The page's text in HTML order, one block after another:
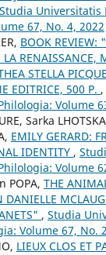
Studia Universitatis
67, No. 4, 2022
BOOK REVIEW:
RENAISSANCE,
STELLA
EDITRICE, 500 P. ,
Volume
Sarka
EMILY GERARD:
IDENTITY ,
Volume
POPA, THE
DANIELLE
, Studia
Volume 67, No.
LIEUX CLOS ET